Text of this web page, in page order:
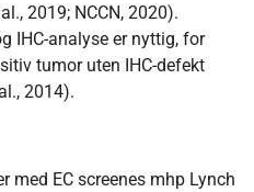
2019; NCCN, 2020).
IHC-analyse er nyttig, for
tumor uten IHC-defekt
2014).
med EC screenes mhp Lynch